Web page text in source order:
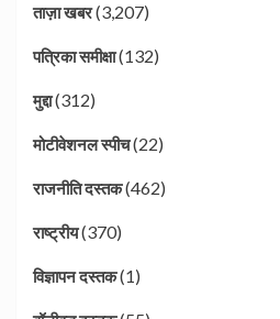
ताज़ा खबर(3,207)
पत्रिका समीक्षा(132)
मुद्दा(312)
मोटीवेशनल स्पीच(22)
राजनीति दस्तक(462)
राष्ट्रीय(370)
विज्ञापन दस्तक(1)